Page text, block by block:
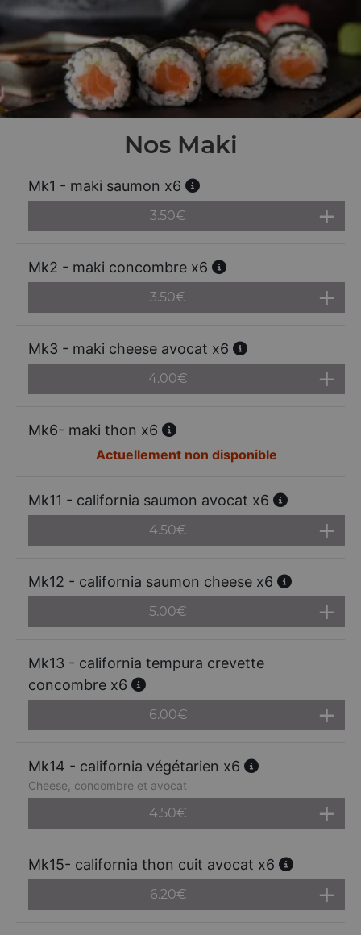
Nos Maki
Mk1 - maki saumon x6
3.50€
Mk2 - maki concombre x6
3.50€
Mk3 - maki cheese avocat x6
4.00€
Mk6- maki thon x6
Actuellement non disponible
Mk11 - california saumon avocat x6
4.50€
Mk12 - california saumon cheese x6
5.00€
Mk13 - california tempura crevette
concombre x6
6.00€
Mk14 - california végétarien x6
Cheese, concombre et avocat
4.50€
Mk15- california thon cuit avocat x6
6.20€